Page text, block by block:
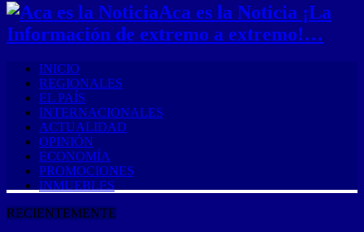
Aca es la Noticia ¡La
Información de extremo a extremo!…
INICIO
REGIONALES
EL PAÍS
INTERNACIONALES
ACTUALIDAD
OPINIÓN
ECONOMÍA
PROMOCIONES
INMUEBLES
RECIENTEMENTE